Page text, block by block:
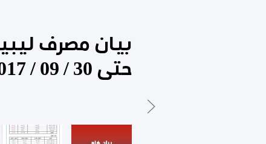
حتى 30 / 09 / 2017